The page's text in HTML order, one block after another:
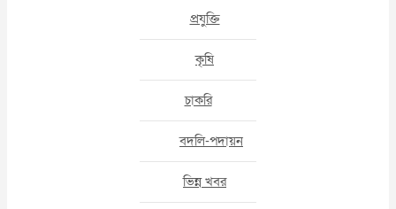
প্রযুক্তি
কৃষি
চাকরি
বদলি-পদায়ন
ভিন্ন খবর